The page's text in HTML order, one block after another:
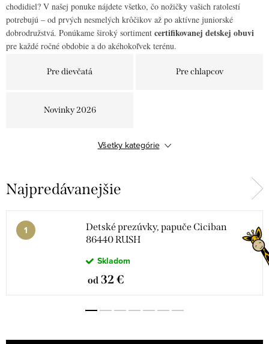
chodidiel? V našej ponuke nájdete všetko, čo nožičky vašich ratolestí
potrebujú – od prvých nesmelých krôčikov až po aktívne juniorské
dobrodružstvá. Ponúkame široký sortiment certifikovanej detskej obuvi
pre každé ročné obdobie a do akéhokoľvek terénu.
Pre dievčatá Pre chlapcov
Novinky 2026
Všetky kategórie
Najpredávanejšie
Detské prezúvky, papuče Ciciban
86440 RUSH
Skladom
od 32 €